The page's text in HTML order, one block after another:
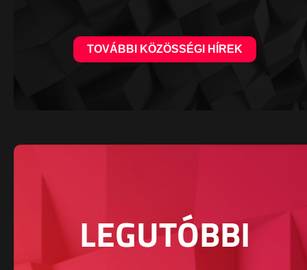
TOVÁBBI KÖZÖSSÉGI HÍREK
LEGUTÓBBI